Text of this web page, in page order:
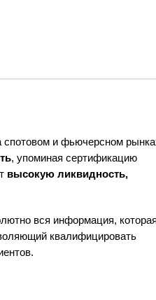
спотовом и фьючерсном
, упоминая сертификацию
высокую ликвидность,
вся информация,
квалифицировать